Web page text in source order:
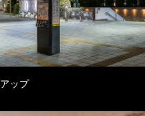
ップ